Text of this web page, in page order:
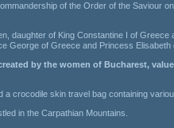
of the Order of the Saviour
daughter of King Constantine I of
George of Greece and Princess
by the women of Bucharest,
crocodile skin travel bag containing
in the Carpathian Mountains.